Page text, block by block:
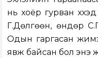
нь хоёр гурван
Г.Дөлгөөн, өндөр
Одын гаргасан
явж байсан бол энэ